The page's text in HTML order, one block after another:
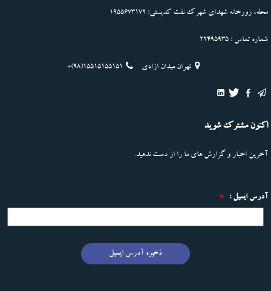
محله، زورخانه شهدای شهرک نفت کدپستی: 1955673172
شماره تماس : 22495935
تهران میدان ازادی +(98)15515155151
اکنون مشترک شوید
آخرین اخبار و گزارش های ما را از دست ندهید.
آدرس ایمیل : *
ذخیره آدرس ایمیل